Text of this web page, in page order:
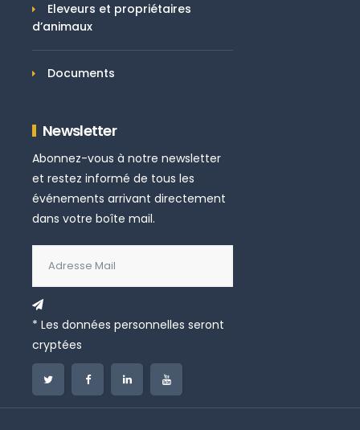
Eleveurs et propriétaires
d’animaux
Documents
Newsletter
Abonnez-vous à notre newsletter
et restez informé de tous les
événements arrivant directement
dans votre boîte mail.
* Les données personnelles seront
cryptées